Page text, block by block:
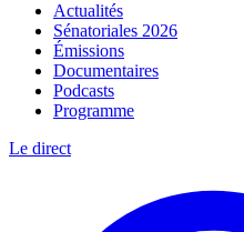
Actualités
Sénatoriales 2026
Émissions
Documentaires
Podcasts
Programme
Le direct